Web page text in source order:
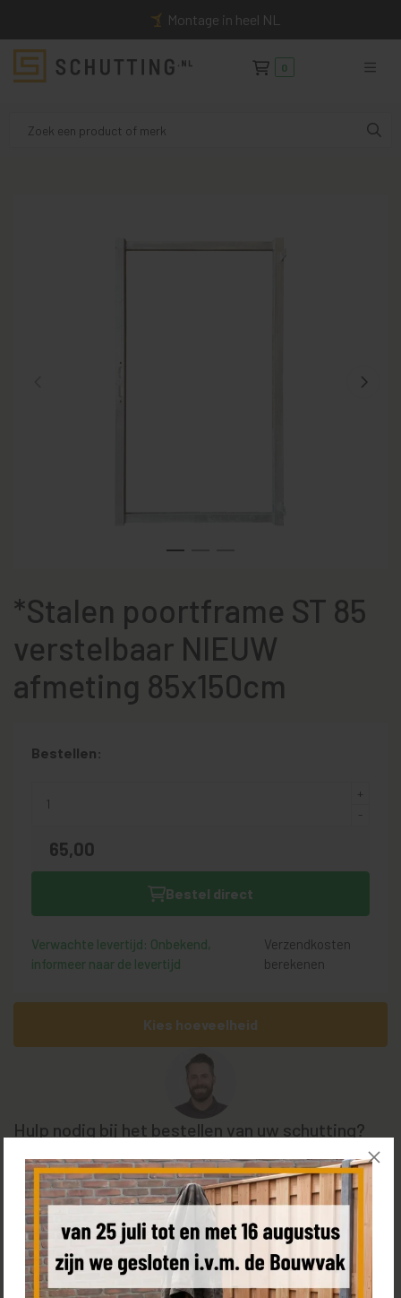
0
Montage in heel NL
*Stalen poortframe ST 85
verstelbaar NIEUW
afmeting 85x150cm
Bestellen:
65,00
Bestel direct
Verwachte levertijd: Onbekend,
informeer naar de levertijd
Verzendkosten
berekenen
Kies hoeveelheid
Hulp nodig bij het bestellen van uw schutting?
Bel+31 85 0187 599, plan een(video) callmet Tom of bezoek
deshowroom
Bestel een sample